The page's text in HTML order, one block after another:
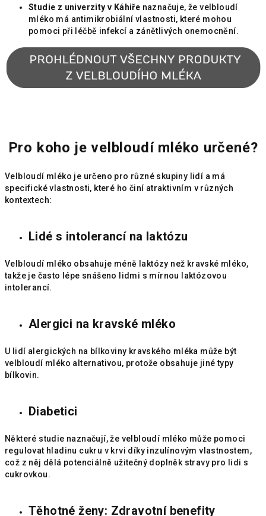
Studie z univerzity v Káhiře naznačuje, že velbloudí
mléko má antimikrobiální vlastnosti, které mohou
pomoci při léčbě infekcí a zánětlivých onemocnění.
Pro koho je velbloudí mléko určené?
Velbloudí mléko je určeno pro různé skupiny lidí a má
specifické vlastnosti, které ho činí atraktivním v různých
kontextech:
Lidé s intolerancí na laktózu
Velbloudí mléko obsahuje méně laktózy než kravské mléko,
takže je často lépe snášeno lidmi s mírnou laktózovou
intolerancí.
Alergici na kravské mléko
U lidí alergických na bílkoviny kravského mléka může být
velbloudí mléko alternativou, protože obsahuje jiné typy
bílkovin.
Diabetici
Některé studie naznačují, že velbloudí mléko může pomoci
regulovat hladinu cukru v krvi díky inzulínovým vlastnostem,
což z něj dělá potenciálně užitečný doplněk stravy pro lidi s
cukrovkou.
Těhotné ženy: Zdravotní benefity